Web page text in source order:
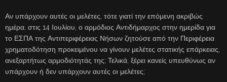
Αν υπάρχουν αυτές οι μελέτες, τότε γιατί την επόμενη ακριβώς
ημέρα, στις 14 Ιουλίου, ο αρμόδιος Αντιδήμαρχος στην ημερίδα για
το ΕΣΠΑ της Αντιπεριφέρειας Νήσων ζητούσε από την Περιφέρεια
χρηματοδότηση προκειμένου να γίνουν μελέτες στατικής επάρκειας,
ανεξαρτήτως αρμοδιότητάς της; Τελικά, ξέρει κανείς υπευθύνως αν
υπάρχουν ή δεν υπάρχουν αυτές οι μελέτες;